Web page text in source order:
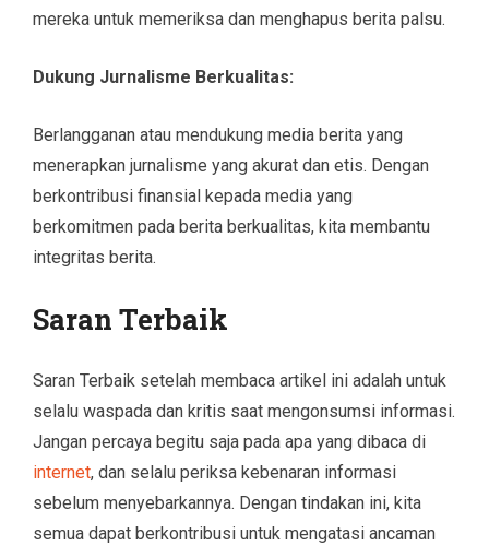
mereka untuk memeriksa dan menghapus berita palsu.
Dukung Jurnalisme Berkualitas:
Berlangganan atau mendukung media berita yang
menerapkan jurnalisme yang akurat dan etis. Dengan
berkontribusi finansial kepada media yang
berkomitmen pada berita berkualitas, kita membantu
integritas berita.
Saran Terbaik
Saran Terbaik setelah membaca artikel ini adalah untuk
selalu waspada dan kritis saat mengonsumsi informasi.
Jangan percaya begitu saja pada apa yang dibaca di
internet, dan selalu periksa kebenaran informasi
sebelum menyebarkannya. Dengan tindakan ini, kita
semua dapat berkontribusi untuk mengatasi ancaman